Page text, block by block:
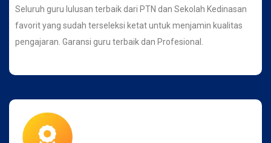
Seluruh guru lulusan terbaik dari PTN dan Sekolah Kedinasan
favorit yang sudah terseleksi ketat untuk menjamin kualitas
pengajaran. Garansi guru terbaik dan Profesional.